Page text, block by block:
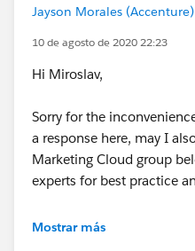
Jayson Morales (Accenture)
10 de agosto de 2020 22:23
Hi Miroslav,
Sorry for the
a response here, may I
Marketing Cloud group
experts for best practice
https://
Mostrar más